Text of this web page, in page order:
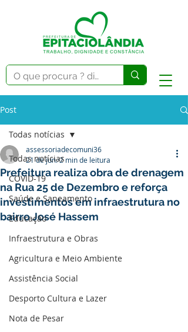
Post
Todas notícias
COVID-19
Saúde e Saneamento
Educação
Infraestrutura e Obras
Agricultura e Meio Ambiente
Assistência Social
Desporto Cultura e Lazer
Nota de Pesar
Todas notícias
Prefeitura realiza obra de drenagem
na Rua 25 de Dezembro e reforça
investimentos em infraestrutura no
bairro José Hassem
assessoriadecomuni36
21 de jun.2 min de leitura